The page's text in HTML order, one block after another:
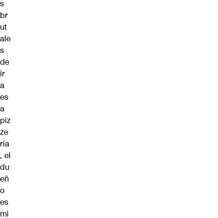
s
br
ut
ale
s
de
ir
a
es
a
piz
ze
ria
, el
du
eñ
o
es
mi